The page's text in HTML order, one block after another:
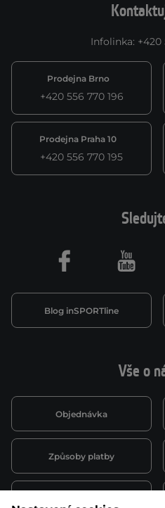
Infolinka: +420
Prodejna Brno
+420 556 770 196
Prodejna Praha 10
+420 556 770 195
Vše o
Objednávka
Způsoby platby
Blog inSPORTline
Facebook Youtube